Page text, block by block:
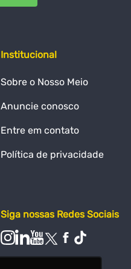
Institucional
Sobre o Nosso Meio
Anuncie conosco
Entre em contato
Política de privacidade
Siga nossas Redes Sociais